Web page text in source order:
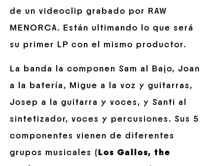
de un videoclip grabado por RAW
MENORCA. Están ultimando lo que será
su primer LP con el mismo productor.
La banda la componen Sam al Bajo, Joan
a la batería, Migue a la voz y guitarras,
Josep a la guitarra y voces, y Santi al
sintetizador, voces y percusiones. Sus 5
componentes vienen de diferentes
grupos musicales ( Los Gallos, the